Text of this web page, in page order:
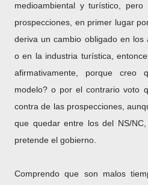
medioambiental y turístico,
prospecciones, en primer lugar
deriva un cambio obligado en los
o en la industria turística,
afirmativamente, porque
modelo? o por el contrario voto
contra de las prospecciones,
que quedar entre los del NS/
pretende el gobierno.
Comprendo que son malos